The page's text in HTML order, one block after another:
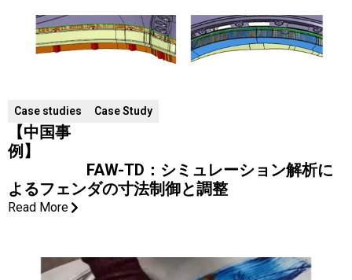
Case studies Case Study
【中国事
例】
FAW-TD：シミュレーション解析に
よるフェンダの寸法制御と調整
Read More